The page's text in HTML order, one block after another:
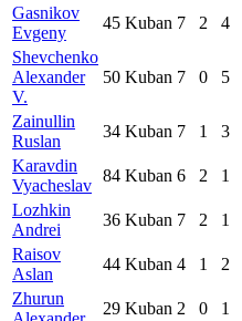
Gasnikov
Evgeny
45 Kuban 7 2 4
Shevchenko
Alexander
V.
50 Kuban 7 0 5
Zainullin
Ruslan
34 Kuban 7 1 3
Karavdin
Vyacheslav
84 Kuban 6 2 1
Lozhkin
Andrei
36 Kuban 7 2 1
Raisov
Aslan
44 Kuban 4 1 2
Zhurun
29 Kuban 2 0 1